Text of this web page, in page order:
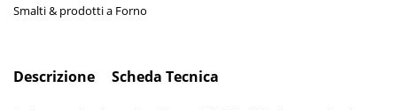
Smalti & prodotti a Forno
Descrizione Scheda Tecnica